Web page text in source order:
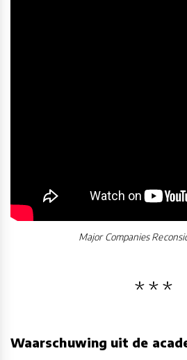
Major Companies
Waarschuwing uit de